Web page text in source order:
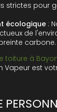
strictes pour
écologique :
de
carbone.
toiture à
Vapeur est